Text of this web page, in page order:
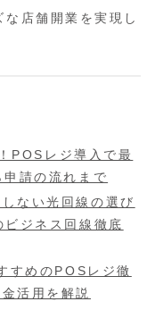
店舗開業を実現し
POSレジ導入で最
請の流れまで
ない光回線の選び
ジネス回線徹底
すめのPOSレジ徹
活用を解説